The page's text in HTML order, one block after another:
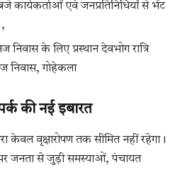
कार्यकर्ताओं एवं जनप्रतिनिधियों से भेंट
,
के लिए प्रस्थान देवभोग रात्रि
निवास, गोहेकला
की नई इबारत
केवल वृक्षारोपण तक सीमित नहीं रहेगा।
जनता से जुड़ी समस्याओं, पंचायत